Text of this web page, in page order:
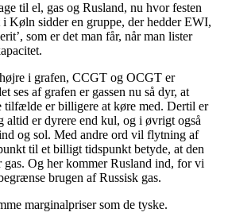
til el, gas og Rusland, nu hvor festen
Køln sidder en gruppe, der hedder EWI,
som er det man får, når man lister
i grafen, CCGT og OCGT er
ses af grafen er gassen nu så dyr, at
er billigere at køre med. Dertil er
altid er dyrere end kul, og i øvrigt også
og sol. Med andre ord vil flytning af
til et billigt tidspunkt betyde, at den
Og her kommer Rusland ind, for vi
brugen af Russisk gas.
marginalpriser som de tyske.